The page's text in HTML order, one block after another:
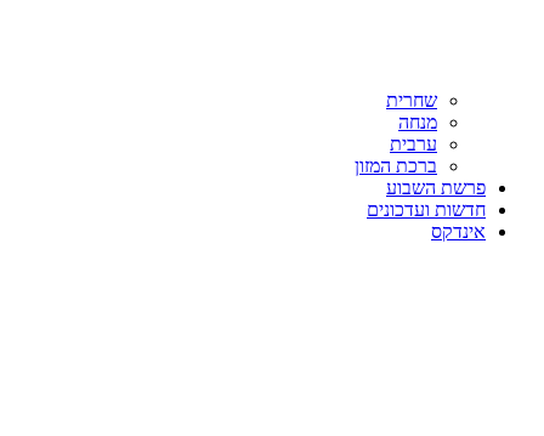
שחרית
מנחה
ערבית
ברכת המזון
פרשת השבוע
חדשות ועדכונים
אינדקס